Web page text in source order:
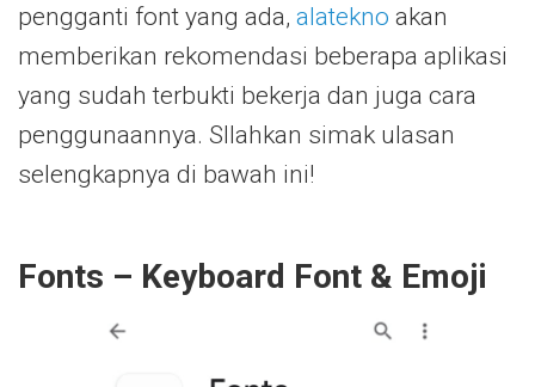
pengganti font yang ada, alatekno akan
memberikan rekomendasi beberapa aplikasi
yang sudah terbukti bekerja dan juga cara
penggunaannya. SIlahkan simak ulasan
selengkapnya di bawah ini!
Fonts – Keyboard Font & Emoji